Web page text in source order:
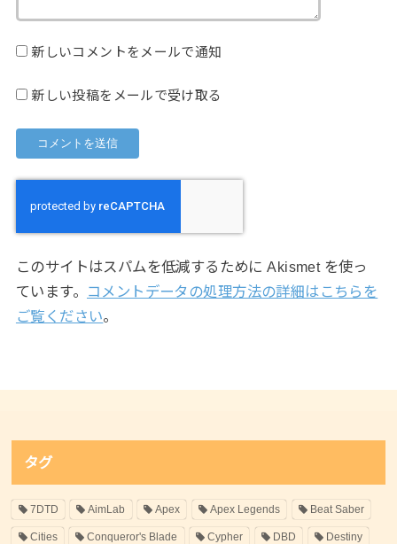
新しいコメントをメールで通知
新しい投稿をメールで受け取る
このサイトはスパムを低減するために Akismet を使っ
ています。
コメントデータの処理方法の詳細はこちらを
ご覧ください。
タグ
7DTD AimLab Apex Apex Legends Beat Saber
Cities Conqueror's Blade Cypher DBD Destiny